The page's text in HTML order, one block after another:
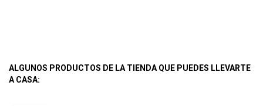
ALGUNOS PRODUCTOS DE LA TIENDA QUE PUEDES LLEVARTE
A CASA: